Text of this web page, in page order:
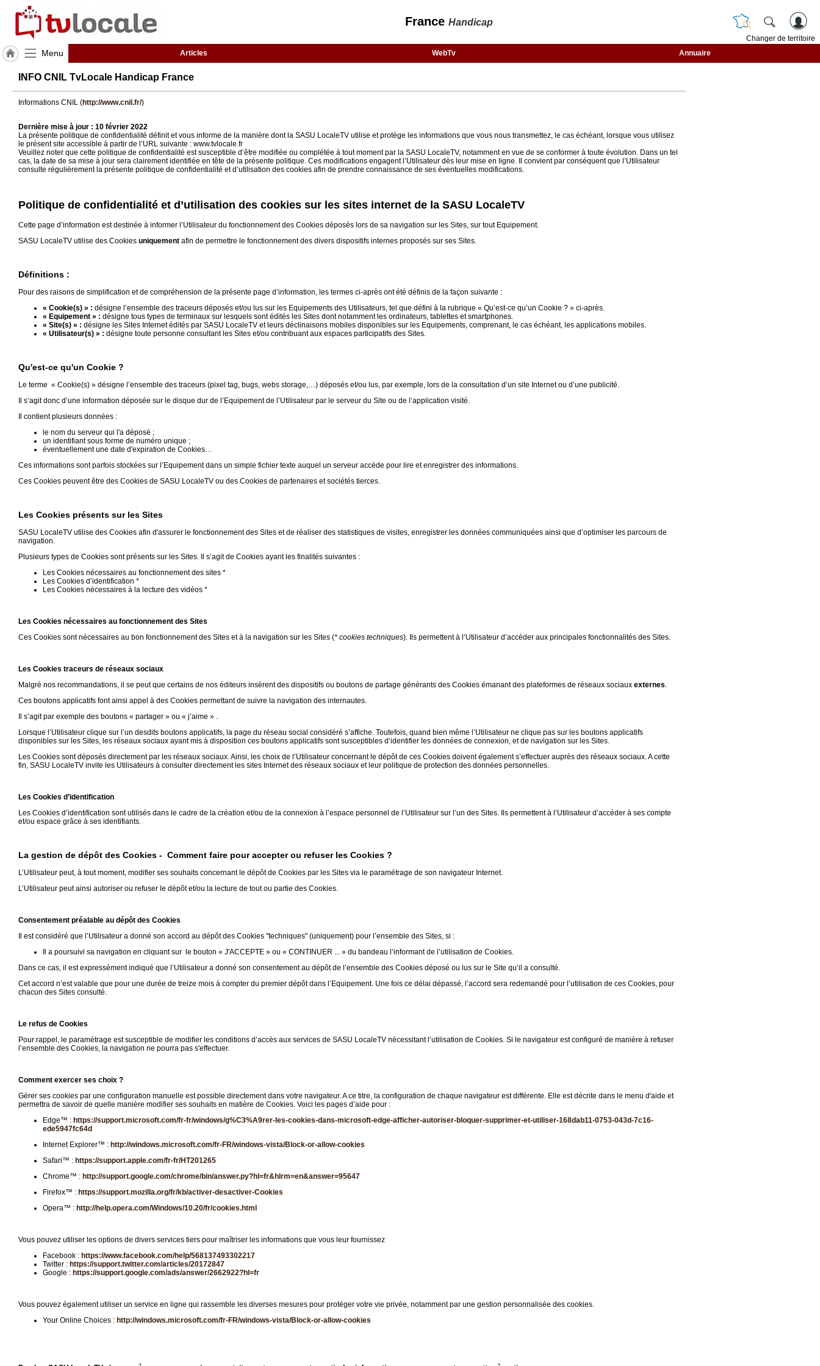
France Handicap
Changer de territoire
Menu Articles WebTv Annuaire
J'adhère
Hulcoq
TvLocale
France
Accueil
Agenda
Prémium
annuaire
éditeur
INFO CNIL TvLocale Handicap France
Informations CNIL (http://www.cnil.fr/)
Dernière mise à jour : 10 février 2022
La présente politique de confidentialité définit et vous informe de la manière dont la SASU LocaleTV utilise et protège les informations que vous nous transmettez, le cas échéant, lorsque vous utilisez
le présent site accessible à partir de l’URL suivante : www.tvlocale.fr
Veuillez noter que cette politique de confidentialité est susceptible d’être modifiée ou complétée à tout moment par la SASU LocaleTV, notamment en vue de se conformer à toute évolution. Dans un tel
cas, la date de sa mise à jour sera clairement identifiée en tête de la présente politique. Ces modifications engagent l’Utilisateur dès leur mise en ligne. Il convient par conséquent que l’Utilisateur
consulte régulièrement la présente politique de confidentialité et d’utilisation des cookies afin de prendre connaissance de ses éventuelles modifications.
Politique de confidentialité et d’utilisation des cookies sur les sites internet de la SASU LocaleTV
Cette page d’information est destinée à informer l’Utilisateur du fonctionnement des Cookies déposés lors de sa navigation sur les Sites, sur tout Equipement.
SASU LocaleTV utilise des Cookies uniquement afin de permettre le fonctionnement des divers dispositifs internes proposés sur ses Sites.
Définitions :
Pour des raisons de simplification et de compréhension de la présente page d’information, les termes ci-après ont été définis de la façon suivante :
« Cookie(s) » : désigne l’ensemble des traceurs déposés et/ou lus sur les Equipements des Utilisateurs, tel que défini à la rubrique « Qu’est-ce qu’un Cookie ? » ci-après.
« Equipement » : désigne tous types de terminaux sur lesquels sont édités les Sites dont notamment les ordinateurs, tablettes et smartphones.
« Site(s) » : désigne les Sites Internet édités par SASU LocaleTV et leurs déclinaisons mobiles disponibles sur les Equipements, comprenant, le cas échéant, les applications mobiles.
« Utilisateur(s) » : désigne toute personne consultant les Sites et/ou contribuant aux espaces participatifs des Sites.
Qu'est-ce qu'un Cookie ?
Le terme « Cookie(s) » désigne l’ensemble des traceurs (pixel tag, bugs, webs storage,…) déposés et/ou lus, par exemple, lors de la consultation d’un site Internet ou d’une publicité.
Il s’agit donc d’une information déposée sur le disque dur de l’Equipement de l’Utilisateur par le serveur du Site ou de l’application visité.
Il contient plusieurs données :
le nom du serveur qui l'a déposé ;
un identifiant sous forme de numéro unique ;
éventuellement une date d'expiration de Cookies…
Ces informations sont parfois stockées sur l’Equipement dans un simple fichier texte auquel un serveur accède pour lire et enregistrer des informations.
Ces Cookies peuvent être des Cookies de SASU LocaleTV ou des Cookies de partenaires et sociétés tierces.
Les Cookies présents sur les Sites
SASU LocaleTV utilise des Cookies afin d'assurer le fonctionnement des Sites et de réaliser des statistiques de visites, enregistrer les données communiquées ainsi que d’optimiser les parcours de
navigation.
Plusieurs types de Cookies sont présents sur les Sites. Il s’agit de Cookies ayant les finalités suivantes :
Les Cookies nécessaires au fonctionnement des sites *
Les Cookies d’identification *
Les Cookies nécessaires à la lecture des vidéos *
Les Cookies nécessaires au fonctionnement des Sites
Ces Cookies sont nécessaires au bon fonctionnement des Sites et à la navigation sur les Sites (* cookies techniques). Ils permettent à l’Utilisateur d’accéder aux principales fonctionnalités des Sites.
Les Cookies traceurs de réseaux sociaux
Malgré nos recommandations, il se peut que certains de nos éditeurs insèrent des dispositifs ou boutons de partage générants des Cookies émanant des plateformes de réseaux sociaux externes.
Ces boutons applicatifs font ainsi appel à des Cookies permettant de suivre la navigation des internautes.
Il s’agit par exemple des boutons « partager » ou « j’aime » .
Lorsque l’Utilisateur clique sur l’un desdits boutons applicatifs, la page du réseau social considéré s’affiche. Toutefois, quand bien même l’Utilisateur ne clique pas sur les boutons applicatifs
disponibles sur les Sites, les réseaux sociaux ayant mis à disposition ces boutons applicatifs sont susceptibles d’identifier les données de connexion, et de navigation sur les Sites.
Les Cookies sont déposés directement par les réseaux sociaux. Ainsi, les choix de l’Utilisateur concernant le dépôt de ces Cookies doivent également s’effectuer auprès des réseaux sociaux. A cette
fin, SASU LocaleTV invite les Utilisateurs à consulter directement les sites Internet des réseaux sociaux et leur politique de protection des données personnelles.
Les Cookies d’identification
Les Cookies d’identification sont utilisés dans le cadre de la création et/ou de la connexion à l’espace personnel de l’Utilisateur sur l’un des Sites. Ils permettent à l’Utilisateur d’accéder à ses compte
et/ou espace grâce à ses identifiants.
La gestion de dépôt des Cookies - Comment faire pour accepter ou refuser les Cookies ?
L’Utilisateur peut, à tout moment, modifier ses souhaits concernant le dépôt de Cookies par les Sites via le paramétrage de son navigateur Internet.
L’Utilisateur peut ainsi autoriser ou refuser le dépôt et/ou la lecture de tout ou partie des Cookies.
Consentement préalable au dépôt des Cookies
Il est considéré que l’Utilisateur a donné son accord au dépôt des Cookies "techniques" (uniquement) pour l’ensemble des Sites, si :
Il a poursuivi sa navigation en cliquant sur le bouton « J'ACCEPTE » ou « CONTINUER ... » du bandeau l’informant de l’utilisation de Cookies.
Dans ce cas, il est expressément indiqué que l’Utilisateur a donné son consentement au dépôt de l’ensemble des Cookies déposé ou lus sur le Site qu’il a consulté.
Cet accord n’est valable que pour une durée de treize mois à compter du premier dépôt dans l’Equipement. Une fois ce délai dépassé, l’accord sera redemandé pour l’utilisation de ces Cookies, pour
chacun des Sites consulté.
Le refus de Cookies
Pour rappel, le paramétrage est susceptible de modifier les conditions d’accès aux services de SASU LocaleTV nécessitant l’utilisation de Cookies. Si le navigateur est configuré de manière à refuser
l’ensemble des Cookies, la navigation ne pourra pas s'effectuer.
Comment exercer ses choix ?
Gérer ses cookies par une configuration manuelle est possible directement dans votre navigateur. A ce titre, la configuration de chaque navigateur est différente. Elle est décrite dans le menu d'aide et
permettra de savoir de quelle manière modifier ses souhaits en matière de Cookies. Voici les pages d’aide pour :
Edge™ : https://support.microsoft.com/fr-fr/windows/g%C3%A9rer-les-cookies-dans-microsoft-edge-afficher-autoriser-bloquer-supprimer-et-utiliser-168dab11-0753-043d-7c16-
ede5947fc64d
Internet Explorer™ : http://windows.microsoft.com/fr-FR/windows-vista/Block-or-allow-cookies
Safari™ : https://support.apple.com/fr-fr/HT201265
Chrome™ : http://support.google.com/chrome/bin/answer.py?hl=fr&hlrm=en&answer=95647
Firefox™ : https://support.mozilla.org/fr/kb/activer-desactiver-Cookies
Opera™ : http://help.opera.com/Windows/10.20/fr/cookies.html
Vous pouvez utiliser les options de divers services tiers pour maîtriser les informations que vous leur fournissez
Facebook : https://www.facebook.com/help/568137493302217
Twitter : https://support.twitter.com/articles/20172847
Google : https://support.google.com/ads/answer/2662922?hl=fr
Vous pouvez également utiliser un service en ligne qui rassemble les diverses mesures pour protéger votre vie privée, notamment par une gestion personnalisée des cookies.
Your Online Choices : http://windows.microsoft.com/fr-FR/windows-vista/Block-or-allow-cookies